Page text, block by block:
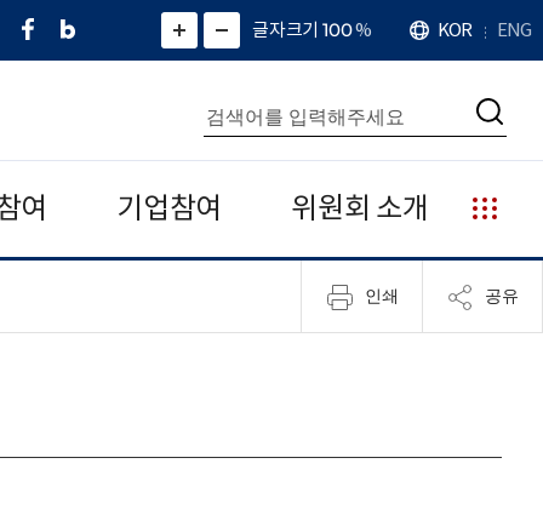
페
네
그
)
화
면
면
소
확
대
치
글자크기 100%
언
어
KOR ENG
통
합
검
색
검
여 기업참여 위원회 소개
누
리
집
안
인쇄 공유